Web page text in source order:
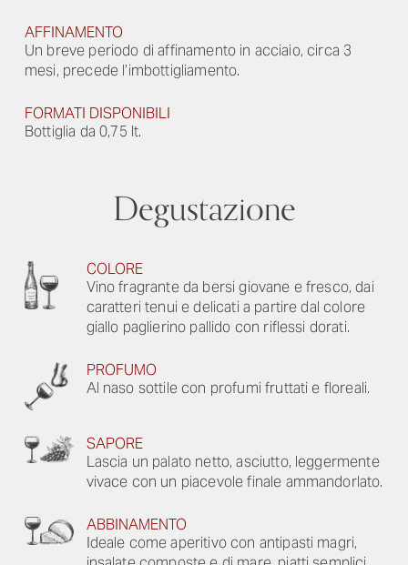
AFFINAMENTO
Un breve periodo di affinamento in acciaio, circa 3
mesi, precede l’imbottigliamento.
FORMATI DISPONIBILI
Bottiglia da 0,75 lt.
Degustazione
COLORE
Vino fragrante da bersi giovane e fresco, dai
caratteri tenui e delicati a partire dal colore
giallo paglierino pallido con riflessi dorati.
PROFUMO
Al naso sottile con profumi fruttati e floreali.
SAPORE
Lascia un palato netto, asciutto, leggermente
vivace con un piacevole finale ammandorlato.
ABBINAMENTO
Ideale come aperitivo con antipasti magri,